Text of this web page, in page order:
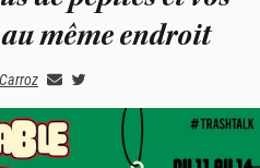
même endroit